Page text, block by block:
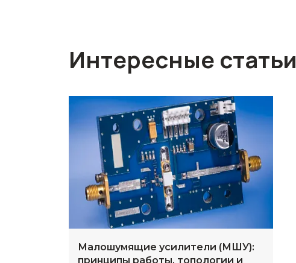
Интересные статьи
Малошумящие усилители (МШУ):
принципы работы, топологии и